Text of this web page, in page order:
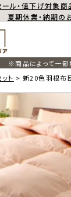
ール・値下げ対象商
夏期休業・納期の
※商品によって一部
ト 新20色羽根布